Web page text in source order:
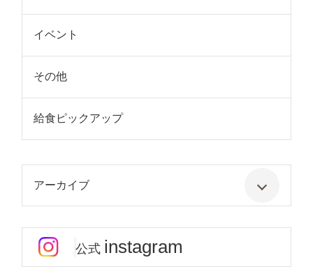
イベント
その他
給食ピックアップ
アーカイブ
公式 instagram